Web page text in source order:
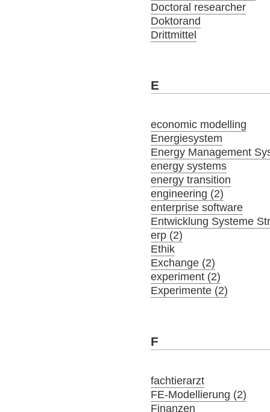
Doctoral researcher
Doktorand
Drittmittel
E
economic modelling
Energiesystem
Energy Management
energy systems
energy transition
engineering (2)
enterprise software
Entwicklung Systeme
erp (2)
Ethik
Exchange (2)
experiment (2)
Experimente (2)
F
fachtierarzt
FE-Modellierung (2)
Finanzen